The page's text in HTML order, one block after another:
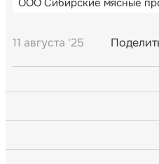
11 августа '25